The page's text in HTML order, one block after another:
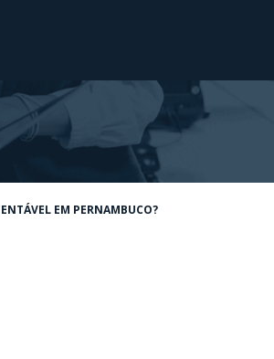
EM PERNAMBUCO?